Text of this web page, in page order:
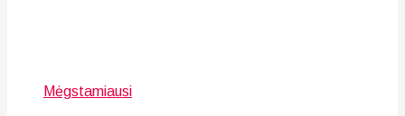
Mėgstamiausi